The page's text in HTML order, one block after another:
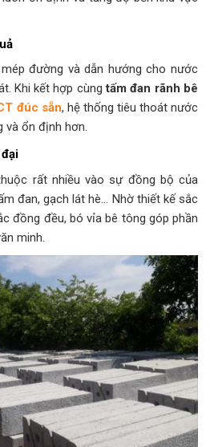
đường và dẫn hướng cho nước
Khi kết hợp cùngtấm đan rãnh bê
đúc sẵn, hệ thống tiêu thoát nước
và ổn định hơn.
rất nhiều vào sự đồng bộ của
đan, gạch lát hè… Nhờ thiết kế sắc
đồng đều, bó vỉa bê tông góp phần
minh.